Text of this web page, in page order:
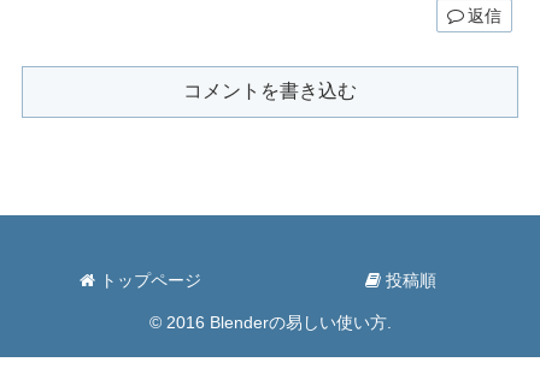
返信
コメントを書き込む
トップページ 投稿順
© 2016 Blenderの易しい使い方.